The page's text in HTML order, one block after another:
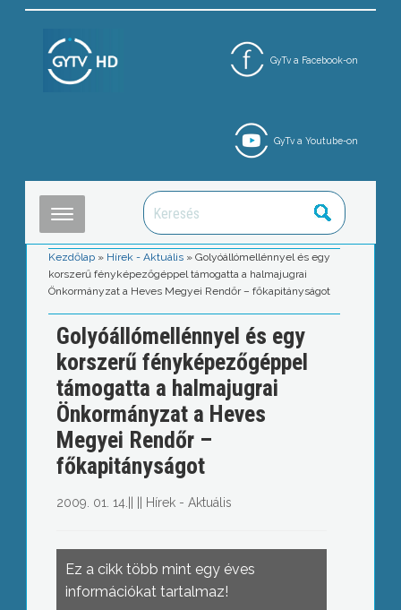
GyTv a Facebook-on
GyTv a Youtube-on
Kezdőlap » Hírek - Aktuális »Golyóállómellénnyel és egy
korszerű fényképezőgéppel támogatta a halmajugrai
Önkormányzat a Heves Megyei Rendőr – főkapitányságot
Golyóállómellénnyel és egy
korszerű fényképezőgéppel
támogatta a halmajugrai
Önkormányzat a Heves
Megyei Rendőr –
főkapitányságot
2009. 01. 14. Hírek - Aktuális
Ez a cikk több mint egy éves
információkat tartalmaz!